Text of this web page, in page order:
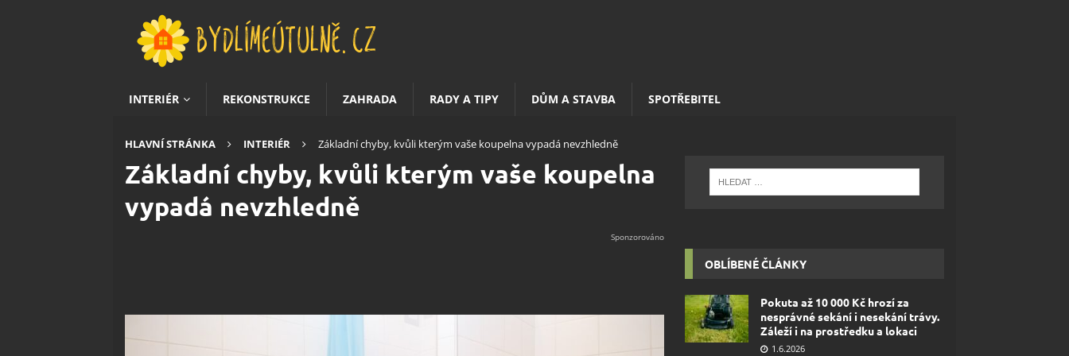
INTERIÉR REKONSTRUKCE ZAHRADA RADY A TIPY DŮM A STAVBA SPOTŘEBITEL
HLAVNÍ STRÁNKA INTERIÉR Základní chyby, kvůli kterým vaše koupelna vypadá nevzhledně
Základní chyby, kvůli kterým vaše koupelna
vypadá nevzhledně
OBLÍBENÉ ČLÁNKY
Pokuta až 10 000 Kč hrozí za
nesprávné sekání i nesekání trávy.
Záleží i na prostředku a lokaci
1.6.2026